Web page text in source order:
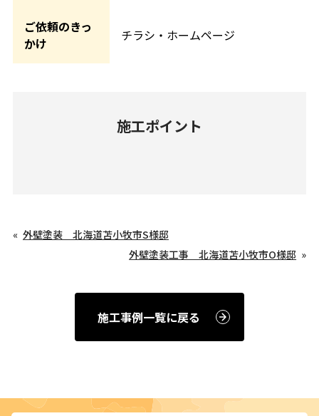
ご依頼のきっ
かけ
チラシ・ホームページ
施工ポイント
外壁塗装 北海道苫小牧市S様邸
外壁塗装工事 北海道苫小牧市O様邸
施工事例一覧に戻る